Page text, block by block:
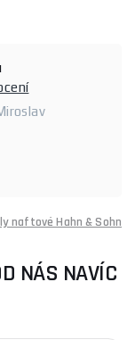
naftové Hahn & Sohn
NÁS NAVÍC